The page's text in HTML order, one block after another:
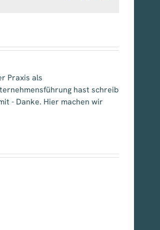
Praxis als
hast schreib
- Danke. Hier machen wir